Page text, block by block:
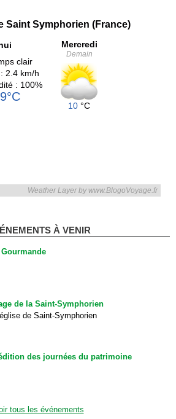
Saint Symphorien (France)
clair
2.4 km/h
: 100%
9°C
Mercredi
Demain
10 °C
Weather Layer by www.BlogoVoyage.fr
À VENIR
Gourmande
de la Saint-Symphorien
église de Saint-Symphorien
des journées du patrimoine
tous les événements